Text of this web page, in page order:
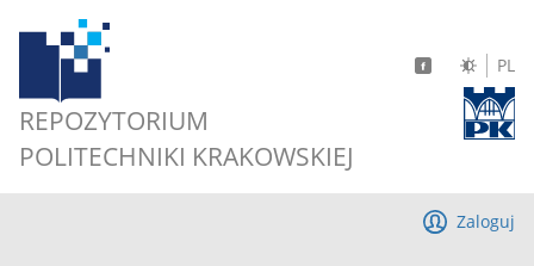
REPOZYTORIUM
POLITECHNIKI KRAKOWSKIEJ
PL
Zaloguj